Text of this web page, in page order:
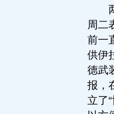
两
周二
前一
供伊
德武
报，
立了